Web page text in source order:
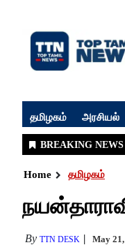
தமிழகம் அரசியல்
Home தமிழகம்
By TTN DESK May